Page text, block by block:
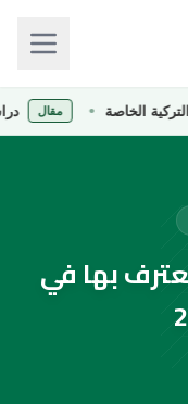
الخاصة مقال دراسة
بها في